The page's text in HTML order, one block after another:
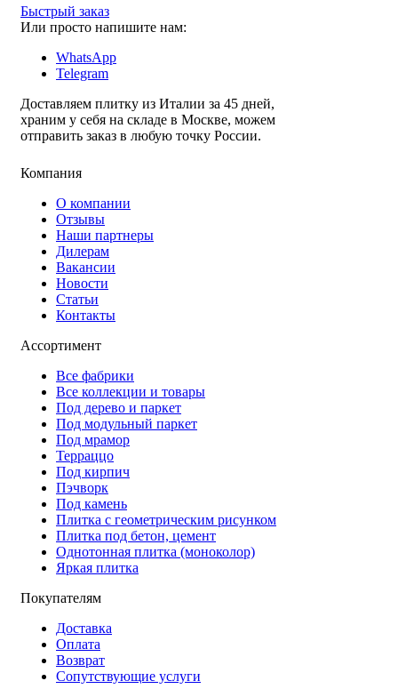
Быстрый заказ
Или просто напишите нам:
WhatsApp
Telegram
Доставляем плитку из Италии за 45 дней,
храним у себя на складе в Москве, можем
отправить заказ в любую точку России.
Компания
О компании
Отзывы
Наши партнеры
Дилерам
Вакансии
Новости
Статьи
Контакты
Ассортимент
Все фабрики
Все коллекции и товары
Под дерево и паркет
Под модульный паркет
Под мрамор
Терраццо
Под кирпич
Пэчворк
Под камень
Плитка с геометрическим рисунком
Плитка под бетон, цемент
Однотонная плитка (моноколор)
Яркая плитка
Покупателям
Доставка
Оплата
Возврат
Сопутствующие услуги